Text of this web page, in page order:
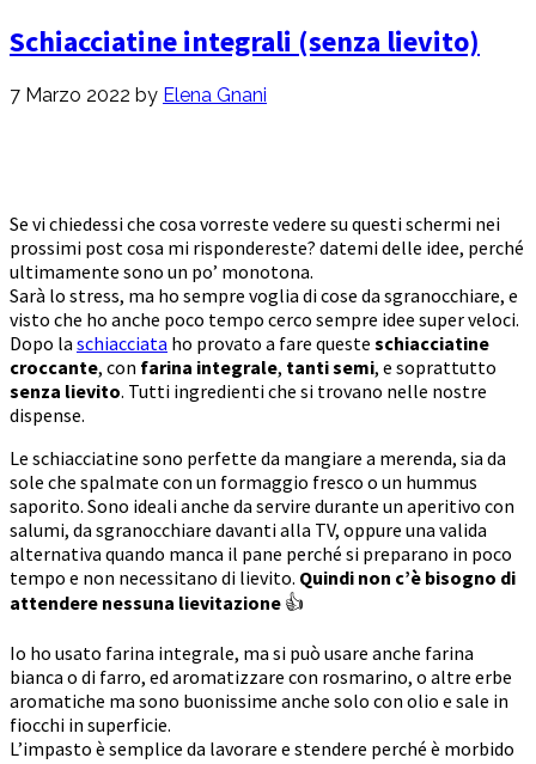
Schiacciatine integrali (senza lievito)
7 Marzo 2022 by Elena Gnani
Se vi chiedessi che cosa vorreste vedere su questi schermi nei
prossimi post cosa mi rispondereste? datemi delle idee, perché
ultimamente sono un po’ monotona.
Sarà lo stress, ma ho sempre voglia di cose da sgranocchiare, e
visto che ho anche poco tempo cerco sempre idee super veloci.
Dopo la schiacciata ho provato a fare queste schiacciatine
croccante, con farina integrale, tanti semi, e soprattutto
senza lievito. Tutti ingredienti che si trovano nelle nostre
dispense.
Le schiacciatine sono perfette da mangiare a merenda, sia da
sole che spalmate con un formaggio fresco o un hummus
saporito. Sono ideali anche da servire durante un aperitivo con
salumi, da sgranocchiare davanti alla TV, oppure una valida
alternativa quando manca il pane perché si preparano in poco
tempo e non necessitano di lievito. Quindi non c’è bisogno di
attendere nessuna lievitazione 👍
Io ho usato farina integrale, ma si può usare anche farina
bianca o di farro, ed aromatizzare con rosmarino, o altre erbe
aromatiche ma sono buonissime anche solo con olio e sale in
fiocchi in superficie.
L’impasto è semplice da lavorare e stendere perché è morbido